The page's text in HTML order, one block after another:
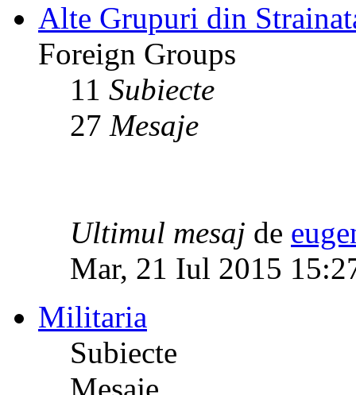
Alte Grupuri din
Foreign Groups
11 Subiecte
27 Mesaje
Ultimul mesaj de
Mar, 21 Iul 2015
Militaria
Subiecte